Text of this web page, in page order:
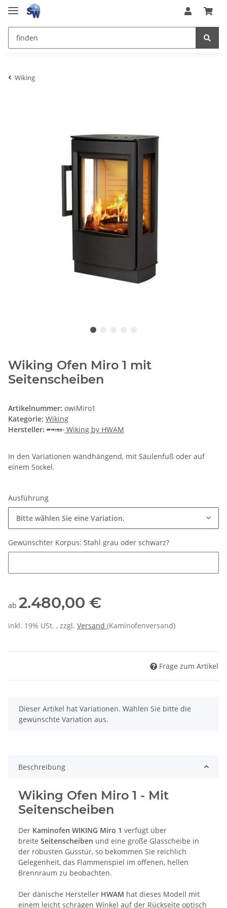
Wiking
Wiking Ofen Miro 1 mit
Seitenscheiben
Artikelnummer: owiMiro1
Kategorie: Wiking
Hersteller:
Wiking by HWAM
In den Variationen wändhängend, mit Säulenfuß oder auf
einem Sockel.
Ausführung
Bitte wählen Sie eine Variation.
Gewünschter Korpus: Stahl grau oder schwarz?
ab 2.480,00 €
inkl. 19% USt. , zzgl. Versand (Kaminofenversand)
Frage zum Artikel
x
Dieser Artikel hat Variationen. Wählen Sie bitte die
gewünschte Variation aus.
Beschreibung
Wiking Ofen Miro 1 - Mit
Seitenscheiben
Der Kaminofen WIKING Miro 1 verfügt über
breite Seitenscheiben und eine große Glasscheibe in
der robusten Gusstür, so bekommen Sie reichlich
Gelegenheit, das Flammenspiel im offenen, hellen
Brennraum zu beobachten.
Der dänische Hersteller HWAM hat dieses Modell mit
einem leicht schrägen Winkel auf der Rückseite optisch